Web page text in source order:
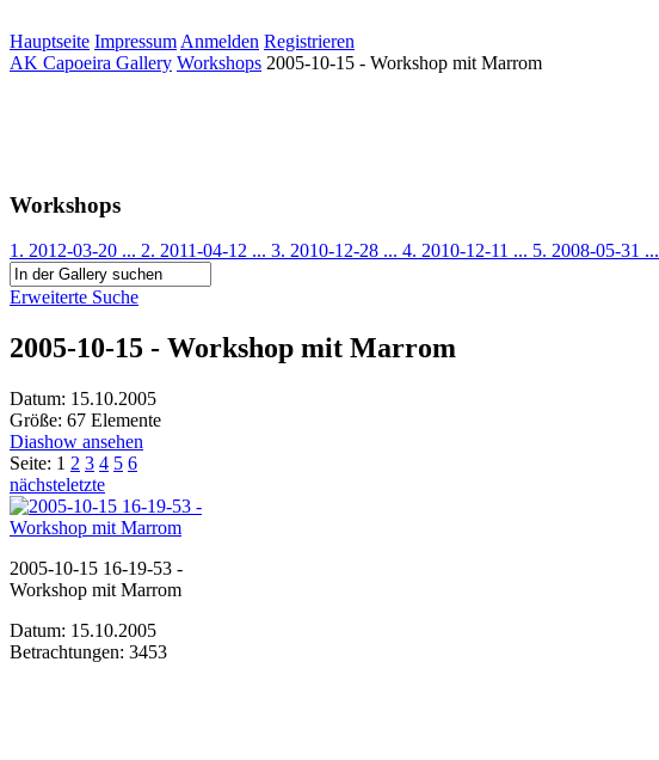
Hauptseite Impressum Anmelden Registrieren
AK Capoeira Gallery Workshops 2005-10-15 - Workshop mit Marrom
Workshops
1. 2012-03-20 ... 2. 2011-04-12 ... 3. 2010-12-28 ... 4. 2010-12-11 ... 5. 2008-05-31 ...
Erweiterte Suche
2005-10-15 - Workshop mit Marrom
Datum: 15.10.2005
Größe: 67 Elemente
Diashow ansehen
Seite: 1 2 3 4 5 6
nächsteletzte
2005-10-15 16-19-53 -
Workshop mit Marrom
Datum: 15.10.2005
Betrachtungen: 3453